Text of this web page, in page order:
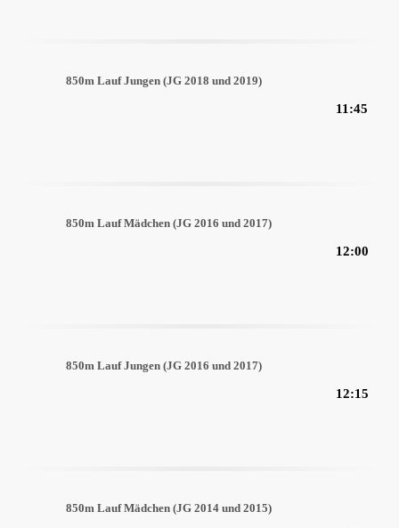
850m Lauf Jungen (JG 2018 und 2019)
11:45
850m Lauf Mädchen (JG 2016 und 2017)
12:00
850m Lauf Jungen (JG 2016 und 2017)
12:15
850m Lauf Mädchen (JG 2014 und 2015)